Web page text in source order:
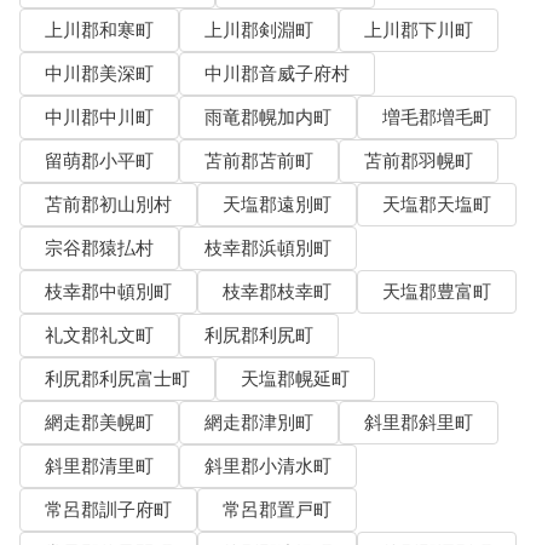
上川郡和寒町
上川郡剣淵町
上川郡下川町
中川郡美深町
中川郡音威子府村
中川郡中川町
雨竜郡幌加内町
増毛郡増毛町
留萌郡小平町
苫前郡苫前町
苫前郡羽幌町
苫前郡初山別村
天塩郡遠別町
天塩郡天塩町
宗谷郡猿払村
枝幸郡浜頓別町
枝幸郡中頓別町
枝幸郡枝幸町
天塩郡豊富町
礼文郡礼文町
利尻郡利尻町
利尻郡利尻富士町
天塩郡幌延町
網走郡美幌町
網走郡津別町
斜里郡斜里町
斜里郡清里町
斜里郡小清水町
常呂郡訓子府町
常呂郡置戸町